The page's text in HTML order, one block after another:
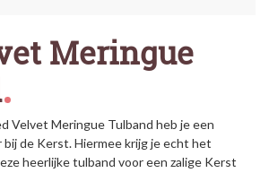
Meringue
Velvet Meringue Tulband heb je een
de Kerst. Hiermee krijg je echt het
heerlijke tulband voor een zalige Kerst